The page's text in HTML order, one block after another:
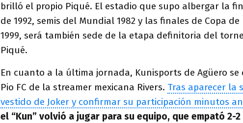
brilló el propio Piqué. El estadio que supo albergar la
de 1992, semis del Mundial 1982 y las finales de Copa de
1999, será también sede de la etapa definitoria del
Piqué.
En cuanto a la última jornada, Kunisports de Agüero
Pio FC de la streamer mexicana Rivers. Tras aparecer la
vestido de Joker y confirmar su participación minutos
el “Kun” volvió a jugar para su equipo, que empató 2-